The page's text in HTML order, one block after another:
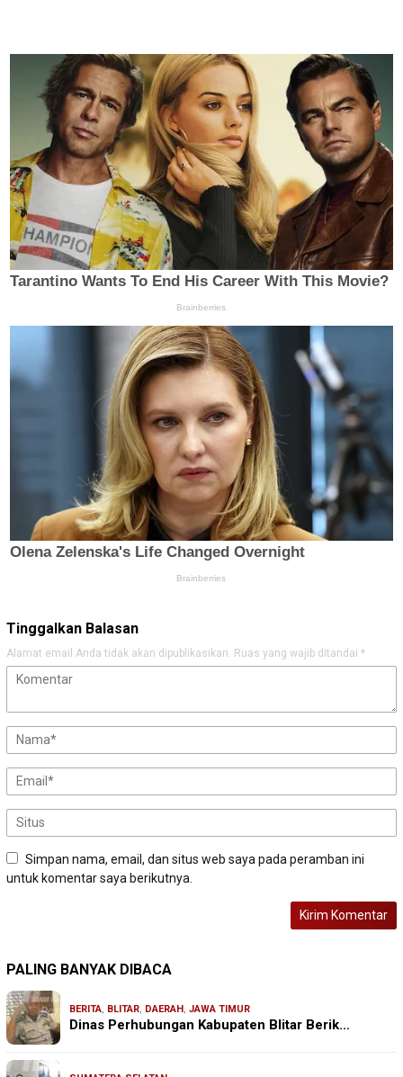
Tinggalkan Balasan
Alamat email Anda tidak akan dipublikasikan. Ruas yang wajib ditandai *
Simpan nama, email, dan situs web saya pada peramban ini
untuk komentar saya berikutnya.
PALING BANYAK DIBACA
BERITA, BLITAR, DAERAH , JAWA TIMUR
Dinas Perhubungan Kabupaten Blitar Berik…